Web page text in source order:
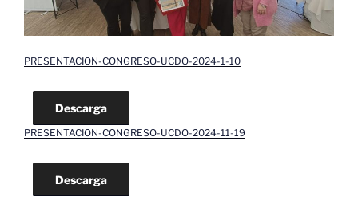
PRESENTACION-CONGRESO-UCDO-2024-1-10
Descarga
PRESENTACION-CONGRESO-UCDO-2024-11-19
Descarga